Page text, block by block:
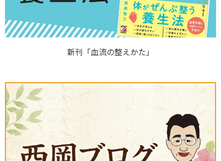
新刊「血流の整えかた」